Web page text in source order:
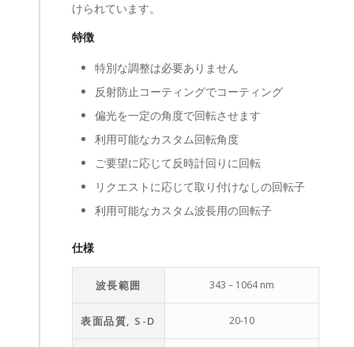
けられています。
特徴
特別な調整は必要ありません
反射防止コーティングでコーティング
偏光を一定の角度で回転させます
利用可能なカスタム回転角度
ご要望に応じて反時計回りに回転
リクエストに応じて取り付けなしの回転子
利用可能なカスタム波長用の回転子
仕様
波長範囲 343 – 1064 nm
表面品質, S-D 20-10